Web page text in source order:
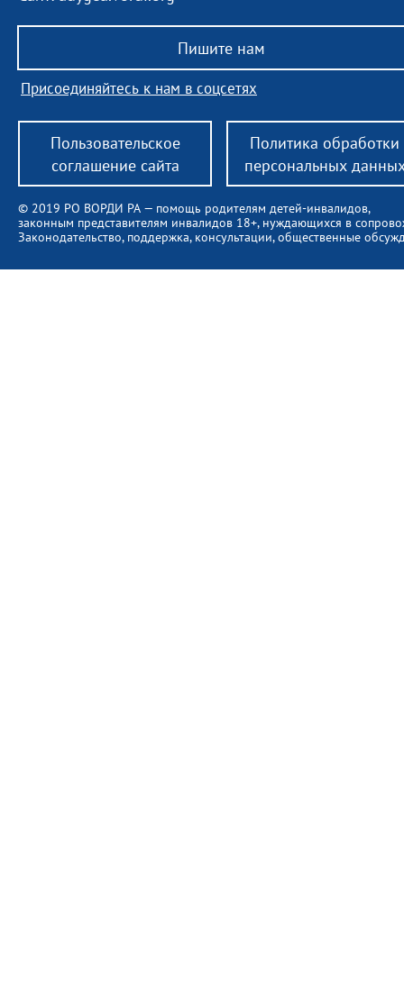
Пишите нам
© 2019 РО ВОРДИ РА — помощь родителям детей-инвалидов,
законным представителям инвалидов 18+, нуждающихся в
Законодательство, поддержка, консультации, общественные
Присоединяйтесь к нам в соцсетях
Пользовательское
соглашение сайта
Политика обработки
персональных